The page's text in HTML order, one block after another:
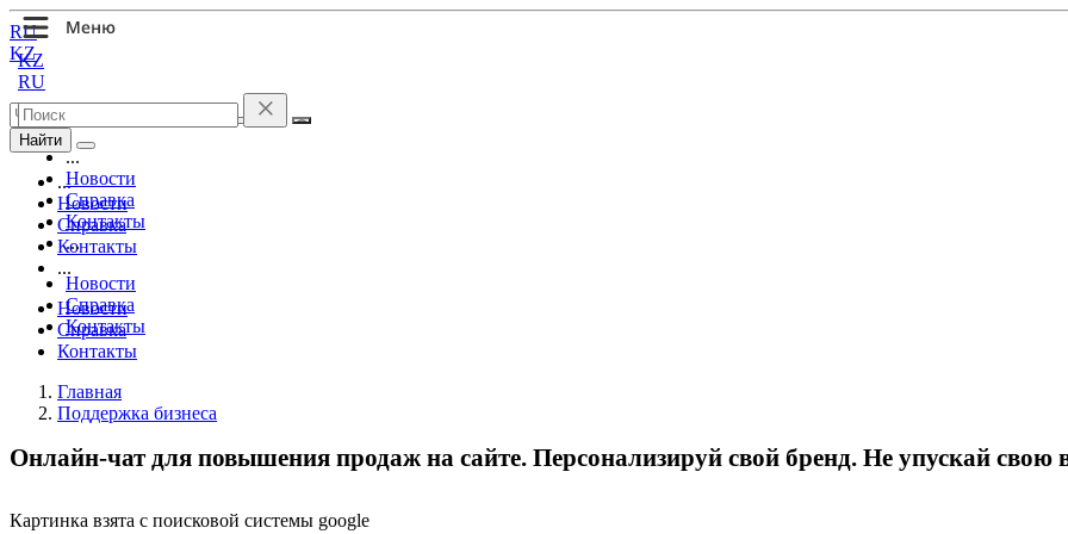
KZ
RU
...
Новости
Справка
Контакты
...
Новости
Справка
Контакты
RU
KZ
Найти
...
Новости
Справка
Контакты
...
Новости
Справка
Контакты
Главная
Поддержка бизнеса
Онлайн-чат для повышения продаж на сайте. Персонализируй свой бренд. Не упускай свою
Картинка взята с поисковой системы google